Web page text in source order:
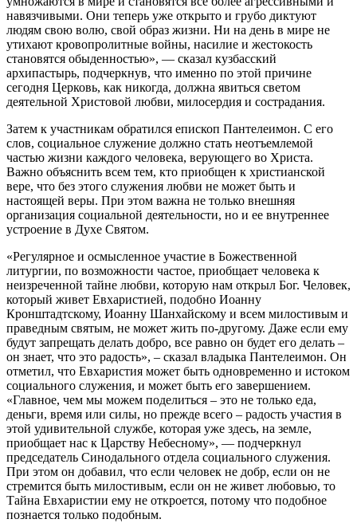
навязчивыми. Они теперь уже открыто и грубо диктуют
людям свою волю, свой образ жизни. Ни на день в мире не
утихают кровопролитные войны, насилие и жестокость
становятся обыденностью», — сказал кузбасский
архипастырь, подчеркнув, что именно по этой причине
сегодня Церковь, как никогда, должна явиться светом
деятельной Христовой любви, милосердия и сострадания.
Затем к участникам обратился епископ Пантелеимон. С его
слов, социальное служение должно стать неотъемлемой
частью жизни каждого человека, верующего во Христа.
Важно объяснить всем тем, кто приобщен к христианской
вере, что без этого служения любви не может быть и
настоящей веры. При этом важна не только внешняя
организация социальной деятельности, но и ее внутреннее
устроение в Духе Святом.
«Регулярное и осмысленное участие в Божественной
литургии, по возможности частое, приобщает человека к
неизреченной тайне любви, которую нам открыл Бог. Человек,
который живет Евхаристией, подобно Иоанну
Кронштадтскому, Иоанну Шанхайскому и всем милостивым и
праведным святым, не может жить по-другому. Даже если ему
будут запрещать делать добро, все равно он будет его делать –
он знает, что это радость», – сказал владыка Пантелеимон. Он
отметил, что Евхаристия может быть одновременно и истоком
социального служения, и может быть его завершением.
«Главное, чем мы можем поделиться – это не только еда,
деньги, время или силы, но прежде всего – радость участия в
этой удивительной службе, которая уже здесь, на земле,
приобщает нас к Царству Небесному», — подчеркнул
председатель Синодального отдела социального служения.
При этом он добавил, что если человек не добр, если он не
стремится быть милостивым, если он не живет любовью, то
Тайна Евхаристии ему не откроется, потому что подобное
познается только подобным.